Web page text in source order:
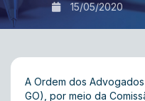
15/05/2020
A Ordem dos
GO), por meio da